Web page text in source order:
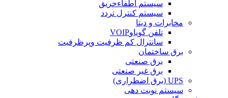
سیستم اطفاءحریق
سیستم کنترل تردد
مخابرات و دیتا
تلفن گویاوVOIP
سانترال کم ظرفیت وپرظرفیت
برق ساختمان
برق صنعتی
برق غیر صنعتی
UPS (برق اضطراری)
سیستم نوبت دهی